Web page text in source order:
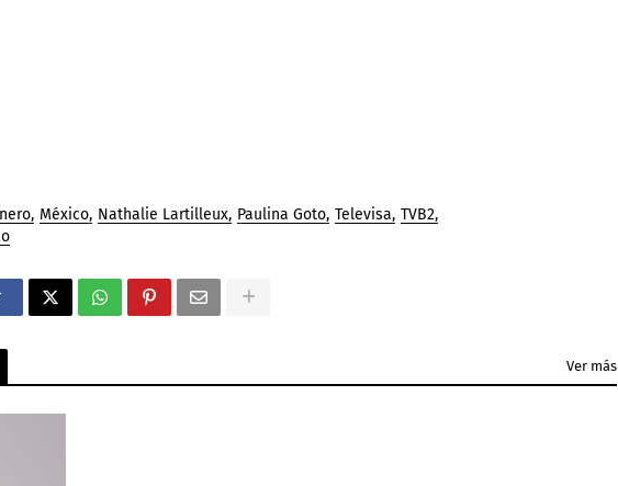
México Nathalie Lartilleux Paulina Goto Televisa TVB2
Ver más